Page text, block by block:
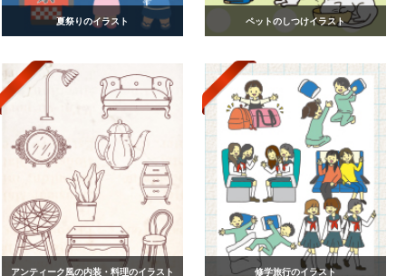
夏祭りのイラスト ペットのしつけイラスト
アンティーク風の内装・料理のイラスト 修学旅行のイラスト